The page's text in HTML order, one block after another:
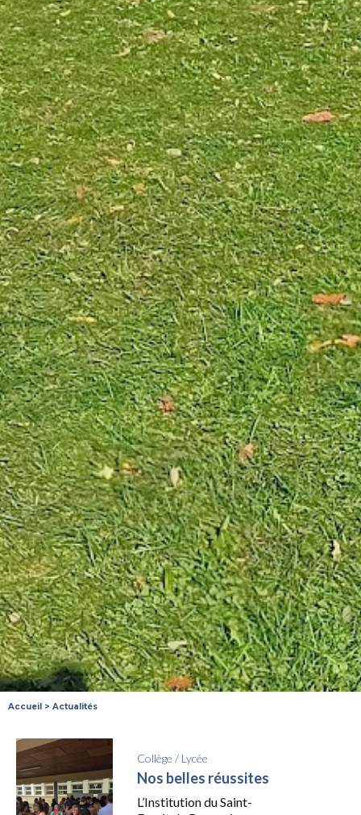
Accueil > Actualités
Collège / Lycée
Nos belles réussites
L’Institution du Saint-